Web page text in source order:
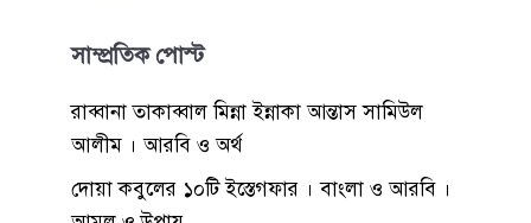
সাম্প্রতিক পোস্ট
রাব্বানা তাকাব্বাল মিন্না ইন্নাকা আন্তাস সামিউল
আলীম । আরবি ও অর্থ
দোয়া কবুলের ১০টি ইস্তেগফার । বাংলা ও আরবি ।